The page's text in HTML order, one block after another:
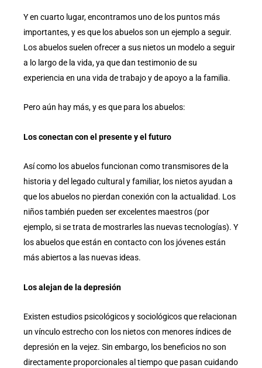
Y en cuarto lugar, encontramos uno de los puntos más
importantes, y es que los abuelos son un ejemplo a seguir.
Los abuelos suelen ofrecer a sus nietos un modelo a seguir
a lo largo de la vida, ya que dan testimonio de su
experiencia en una vida de trabajo y de apoyo a la familia.
Pero aún hay más, y es que para los abuelos:
Los conectan con el presente y el futuro
Así como los abuelos funcionan como transmisores de la
historia y del legado cultural y familiar, los nietos ayudan a
que los abuelos no pierdan conexión con la actualidad. Los
niños también pueden ser excelentes maestros (por
ejemplo, si se trata de mostrarles las nuevas tecnologías). Y
los abuelos que están en contacto con los jóvenes están
más abiertos a las nuevas ideas.
Los alejan de la depresión
Existen estudios psicológicos y sociológicos que relacionan
un vínculo estrecho con los nietos con menores índices de
depresión en la vejez. Sin embargo, los beneficios no son
directamente proporcionales al tiempo que pasan cuidando